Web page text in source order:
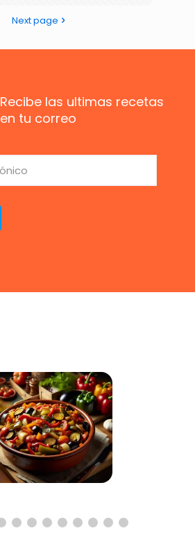
Next page
Recibe las ultimas recetas
en tu correo